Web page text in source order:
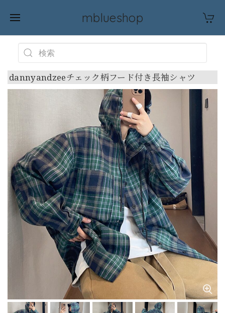
mblueshop
dannyandzeeチェック柄フード付き長袖シャツ